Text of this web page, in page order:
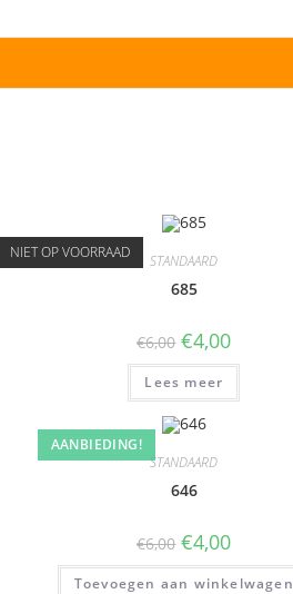
NIET OP VOORRAAD STANDAARD
685
€6,00 €4,00
Lees meer
AANBIEDING!
STANDAARD
646
€6,00 €4,00
Toevoegen aan winkelwagen